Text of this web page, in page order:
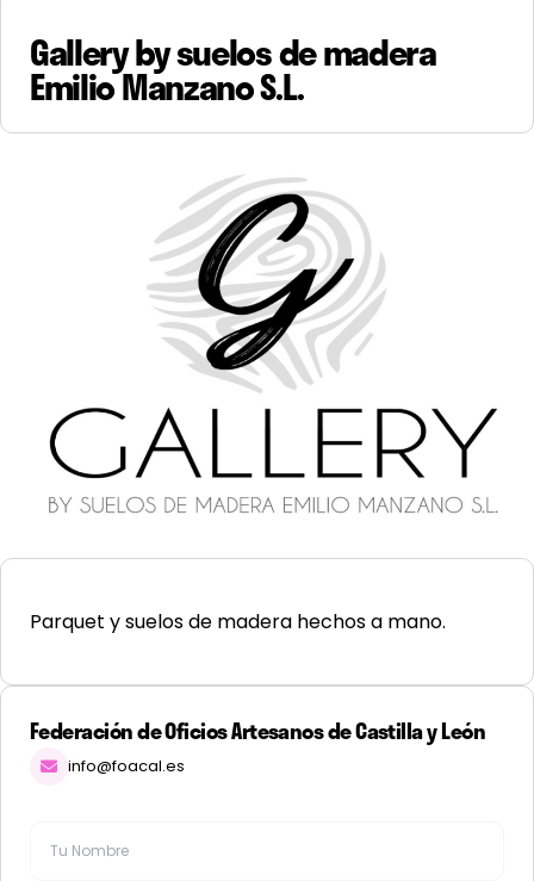
Gallery by suelos de madera
Emilio Manzano S.L.
Parquet y suelos de madera hechos a mano.
Federación de Oficios Artesanos de Castilla y León
info@foacal.es